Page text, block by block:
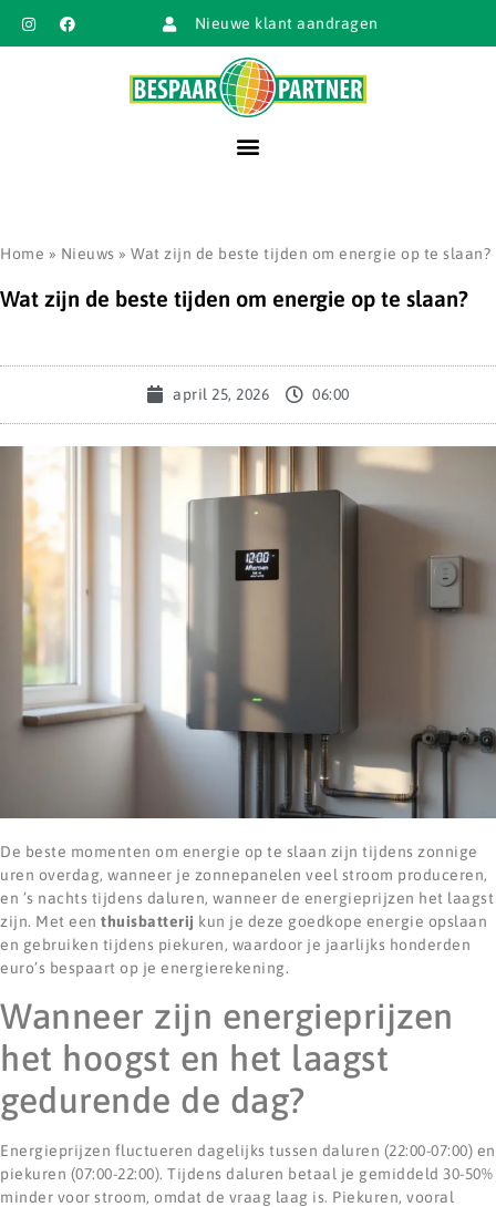
Nieuwe klant aandragen
Home » Nieuws » Wat zijn de beste tijden om energie op te slaan?
Wat zijn de beste tijden om energie op te slaan?
april 25, 2026 06:00
De beste momenten om energie op te slaan zijn tijdens zonnige
uren overdag, wanneer je zonnepanelen veel stroom produceren,
en ’s nachts tijdens daluren, wanneer de energieprijzen het laagst
zijn. Met een thuisbatterij kun je deze goedkope energie opslaan
en gebruiken tijdens piekuren, waardoor je jaarlijks honderden
euro’s bespaart op je energierekening.
Wanneer zijn energieprijzen
het hoogst en het laagst
gedurende de dag?
Energieprijzen fluctueren dagelijks tussen daluren (22:00-07:00) en
piekuren (07:00-22:00). Tijdens daluren betaal je gemiddeld 30-50%
minder voor stroom, omdat de vraag laag is. Piekuren, vooral